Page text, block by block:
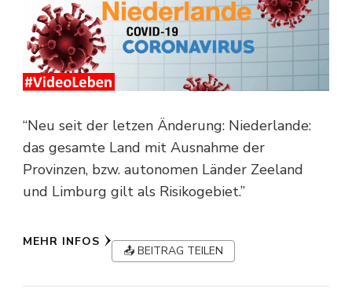
“Neu seit der letzen Änderung: Niederlande:
das gesamte Land mit Ausnahme der
Provinzen, bzw. autonomen Länder Zeeland
und Limburg gilt als Risikogebiet.”
MEHR INFOS
📤 BEITRAG TEILEN